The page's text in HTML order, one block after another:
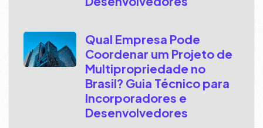
Qual Empresa Pode
Coordenar um Projeto de
Multipropriedade no
Brasil? Guia Técnico para
Incorporadores e
Desenvolvedores